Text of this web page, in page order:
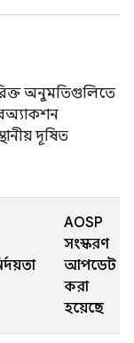
অনুমতিগুলিতে
দূষিত
AOSP
সংস্করণ
আপডেট
করা
হয়েছে